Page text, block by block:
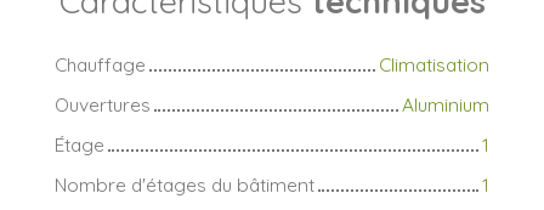
Chauffage
Climatisation
Ouvertures
Aluminium
Étage
1
Nombre d'étages du bâtiment
1